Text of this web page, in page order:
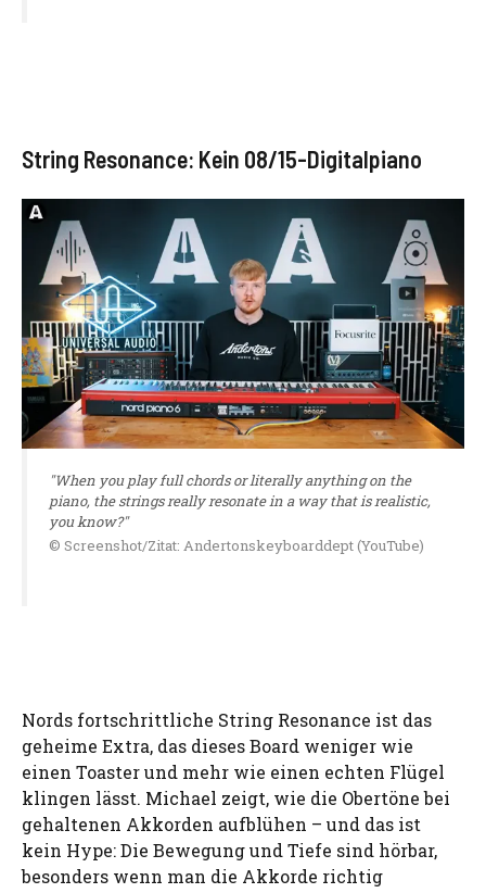
String Resonance: Kein 08/15-Digitalpiano
"When you play full chords or literally anything on the
piano, the strings really resonate in a way that is realistic,
you know?"
© Screenshot/Zitat: Andertonskeyboarddept (YouTube)
Nords fortschrittliche String Resonance ist das
geheime Extra, das dieses Board weniger wie
einen Toaster und mehr wie einen echten Flügel
klingen lässt. Michael zeigt, wie die Obertöne bei
gehaltenen Akkorden aufblühen – und das ist
kein Hype: Die Bewegung und Tiefe sind hörbar,
besonders wenn man die Akkorde richtig